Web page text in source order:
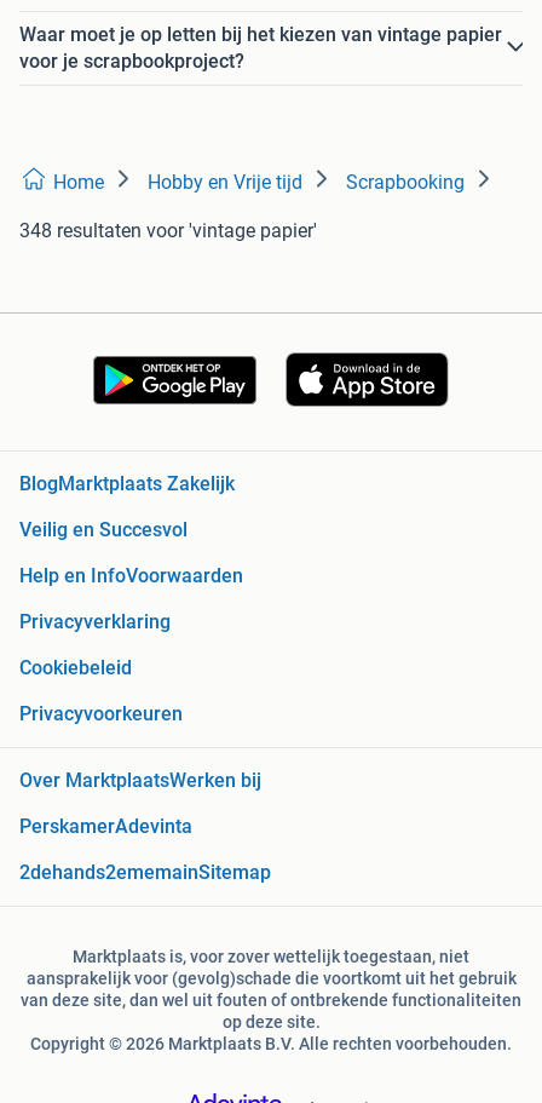
Waar moet je op letten bij het kiezen van vintage papier
voor je scrapbookproject?
Home Hobby en Vrije tijd Scrapbooking
348 resultaten voor 'vintage papier'
BlogMarktplaats Zakelijk
Veilig en Succesvol
Help en InfoVoorwaarden
Privacyverklaring
Cookiebeleid
Privacyvoorkeuren
Over MarktplaatsWerken bij
PerskamerAdevinta
2dehands2ememainSitemap
Marktplaats is, voor zover wettelijk toegestaan, niet
aansprakelijk voor (gevolg)schade die voortkomt uit het gebruik
van deze site, dan wel uit fouten of ontbrekende functionaliteiten
op deze site.
Copyright © 2026 Marktplaats B.V. Alle rechten voorbehouden.